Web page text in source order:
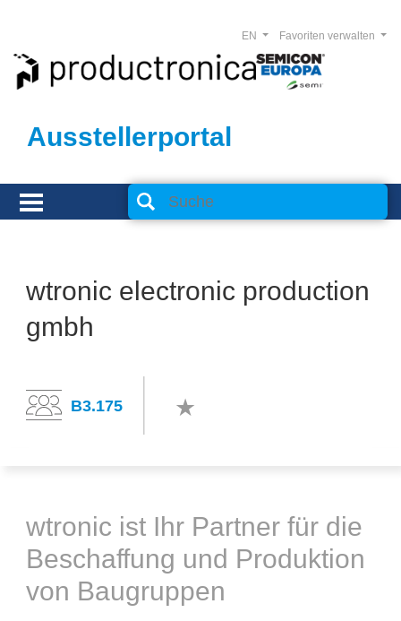
Ausstellerportal
Favoriten verwalten
EN
wtronic electronic production
gmbh
B3.175
wtronic ist Ihr Partner für die
Beschaffung und Produktion
von Baugruppen